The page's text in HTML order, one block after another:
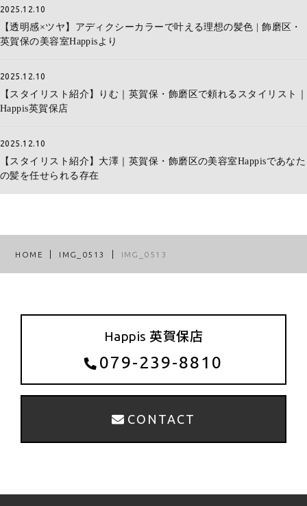
2025.12.10
【透明感×ツヤ】アディクシーカラーで叶える理想の髪色 | 飾磨区・
英賀保の美容室Happisより
2025.12.10
【スタイリスト紹介】りむ｜英賀保・飾磨区で頼れるスタイリスト｜
Happis英賀保店
2025.12.10
【スタイリスト紹介】大澤｜英賀保・飾磨区の美容室Happisであなた
の髪を任せられる存在
HOME IMG_0513 IMG_0513
Happis 英賀保店
079-239-8810
CONTACT